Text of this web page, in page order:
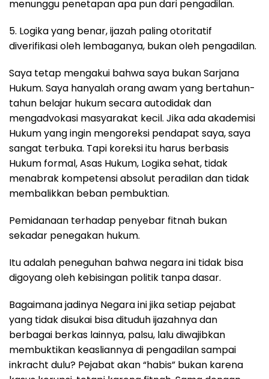
menunggu penetapan apa pun dari pengadilan.
5. Logika yang benar, ijazah paling otoritatif
diverifikasi oleh lembaganya, bukan oleh pengadilan.
Saya tetap mengakui bahwa saya bukan Sarjana
Hukum. Saya hanyalah orang awam yang bertahun-
tahun belajar hukum secara autodidak dan
mengadvokasi masyarakat kecil. Jika ada akademisi
Hukum yang ingin mengoreksi pendapat saya, saya
sangat terbuka. Tapi koreksi itu harus berbasis
Hukum formal, Asas Hukum, Logika sehat, tidak
menabrak kompetensi absolut peradilan dan tidak
membalikkan beban pembuktian.
Pemidanaan terhadap penyebar fitnah bukan
sekadar penegakan hukum.
Itu adalah peneguhan bahwa negara ini tidak bisa
digoyang oleh kebisingan politik tanpa dasar.
Bagaimana jadinya Negara ini jika setiap pejabat
yang tidak disukai bisa dituduh ijazahnya dan
berbagai berkas lainnya, palsu, lalu diwajibkan
membuktikan keasliannya di pengadilan sampai
inkracht dulu? Pejabat akan “habis” bukan karena